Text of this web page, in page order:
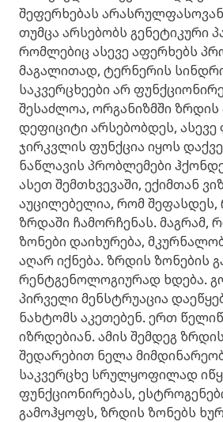
შეფერხებას
თუმცა არსებობს გენეტიკური
რომლებიც ასევე აფერხებს
მაგალითად, ტერნერის
საკვერცხეები არ
შესაძლოა, ორგანიზმში
დეფიციტი არსებობდეს, ასევე
ჯირკვლის ფუნქცია იყოს
ნაწლავის პრობლემები
ასეთ შემთხვევაში, ექიმთან
აუცილებელია, რომ შეფასდეს,
ზრდაში ჩამორჩენას. მაგრამ,
ზონები დაიხურება,
აღარ იქნება. ზრდის ზონების
რენტგენოლოგიურად ხდება.
პირველი მენსტრუაცია
ნახტომს აკეთებენ. ერთ
იზრდებიან. ამის შემდეგ
შედარებით ნელა
საკვერცხე სრულყოფილად
ფუნქციონირებას,
გამოჰყოფს, ზრდის ზონებს